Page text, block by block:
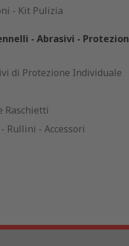
- Kit Pulizia
- Abrasivi -
di Protezione Individuale
Raschietti
Rullini - Accessori